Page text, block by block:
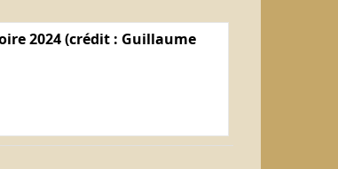
2024 (crédit : Guillaume